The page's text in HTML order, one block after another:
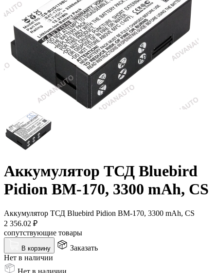
Аккумулятор ТСД Bluebird
Pidion BM-170, 3300 mAh, CS
Аккумулятор ТСД Bluebird Pidion BM-170, 3300 mAh, CS
2 356.02 ₽
сопутствующие товары
В корзину
Заказать
Нет в наличии
Нет в наличии